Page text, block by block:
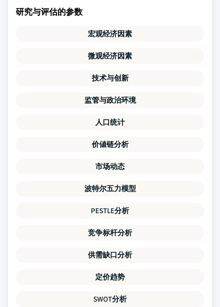
研究与评估的参数
宏观经济因素
微观经济因素
技术与创新
监管与政治环境
人口统计
价値链分析
市场动态
波特尔五力模型
PESTLE分析
竞争标杆分析
供需缺口分析
定价趋势
SWOT分析